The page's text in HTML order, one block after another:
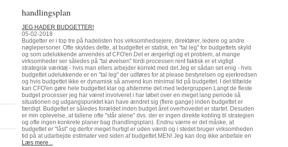
handlingsplan
JEG HADER BUDGETTER!
05-02-2018
Budgetter er i top tre på hadelisten hos virksomhedsejere, direktører, ledere og andre
nøglepersoner. Ofte skyldes dette, at budgettet er statisk, en "tal leg" for budgettets skyld
og som udelukkende anvendes af CFO'en.Det er ærgerligt og et problem, at mange
virksomheder ser således på "tal øvelsen" fordi processen rent faktisk er et vigtigt
strategisk værktøj - hvis man ellers arbejder korrekt med det.Jeg er sådan set enig - hvis
budgettet udelukkende er en "tal leg" der udføres for at please bestyrelsen og ejerkredsen
og hvis budgettet ikke er dynamisk så anvend kun minimal tid på budgettet. I det tilfælde
kan CFO'en gøre hele budgettet klar og afstemme det med ledergruppen.Langt de fleste
budget processer jeg har været involveret i har løbet over en meget lang periode så
situationen og udgangspunktet kan have ændret sig (flere gange) inden budgettet er
færdigt. Budgettet er således forældet inden budget året overhovedet er startet. Desuden
er min oplevelse, at tallene ofte "står alene" dvs. der er ingen direkte kobling til strategien
og ofte ingen konkrete planer bag (handlingsplan). Endnu værre er det måske, at
budgettet er "låst" og derfor meget hurtigt er uden værdi og i stedet bruger virksomheden
tid på at udarbejde estimater ved siden af budgettet.MEN! Jeg kan dog ikke anbefale en
Læs mere...